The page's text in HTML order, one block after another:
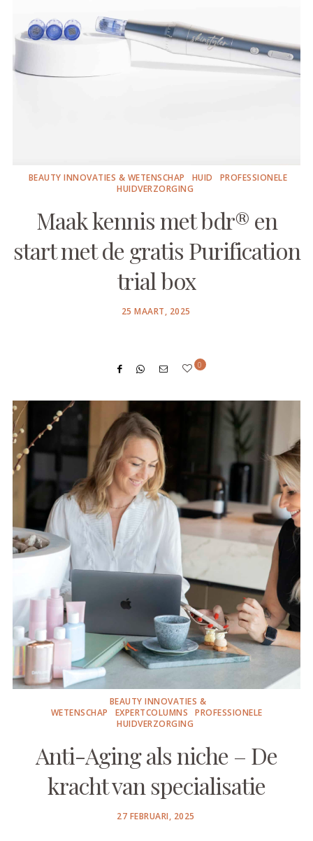
BEAUTY INNOVATIES & WETENSCHAP HUID
PROFESSIONELE
HUIDVERZORGING
Maak kennis met bdr® en
start met de gratis Purification
trial box
POSTED
25 MAART, 2025
0
BEAUTY INNOVATIES &
WETENSCHAP
EXPERTCOLUMNS
PROFESSIONELE
HUIDVERZORGING
Anti-Aging als niche – De
kracht van specialisatie
POSTED
27 FEBRUARI, 2025